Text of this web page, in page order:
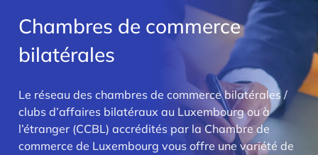
Chambres de commerce
bilatérales
Le réseau des chambres de commerce bilatérales /
clubs d’affaires bilatéraux au Luxembourg ou à
l’étranger (CCBL) accrédités par la Chambre de
commerce de Luxembourg vous offre une variété de